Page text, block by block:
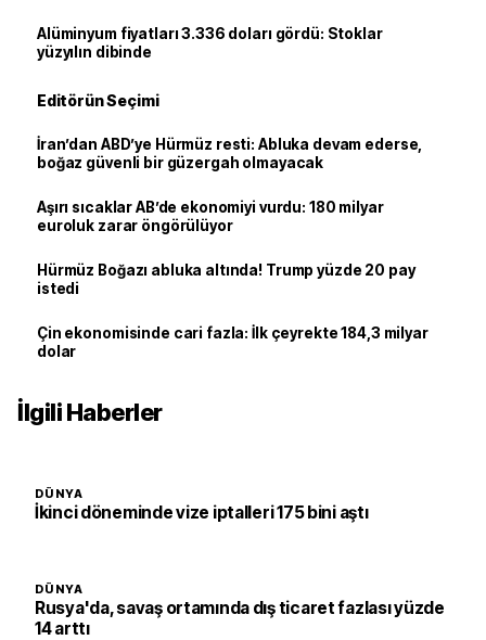
Alüminyum fiyatları 3.336 doları gördü: Stoklar
yüzyılın dibinde
Editörün Seçimi
İran’dan ABD’ye Hürmüz resti: Abluka devam ederse,
boğaz güvenli bir güzergah olmayacak
Aşırı sıcaklar AB’de ekonomiyi vurdu: 180 milyar
euroluk zarar öngörülüyor
Hürmüz Boğazı abluka altında! Trump yüzde 20 pay
istedi
Çin ekonomisinde cari fazla: İlk çeyrekte 184,3 milyar
dolar
İlgili Haberler
DÜNYA
İkinci döneminde vize iptalleri 175 bini aştı
DÜNYA
Rusya'da, savaş ortamında dış ticaret fazlası yüzde
14 arttı